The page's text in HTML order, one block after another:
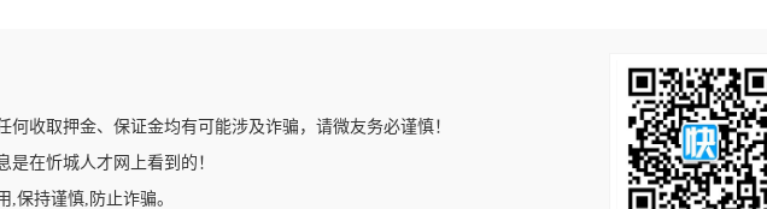
何收取押金、保证金均有可能涉及诈骗，请微友务必谨慎！
是在忻城人才网上看到的！
,保持谨慎,防止诈骗。